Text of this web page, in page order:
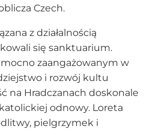
Czech.
z działalnością
się sanktuarium.
zaangażowanym w
i rozwój kultu
na Hradczanach doskonale
odnowy. Loreta
pielgrzymek i